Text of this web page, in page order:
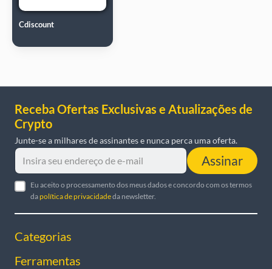
Cdiscount
Receba Ofertas Exclusivas e Atualizações de
Crypto
Junte-se a milhares de assinantes e nunca perca uma oferta.
Assinar
Eu aceito o processamento dos meus dados e concordo com os termos
dapolítica de privacidadeda newsletter.
Categorias
Ferramentas